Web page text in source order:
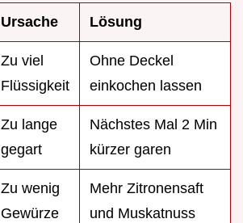
Ursache Lösung
Zu viel
Flüssigkeit
Ohne Deckel
einkochen lassen
Zu lange
gegart
Nächstes Mal 2 Min
kürzer garen
Zu wenig
Gewürze
Mehr Zitronensaft
und Muskatnuss